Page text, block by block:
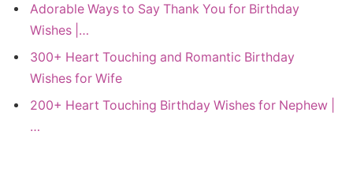
Adorable Ways to Say Thank You for Birthday
Wishes |…
300+ Heart Touching and Romantic Birthday
Wishes for Wife
200+ Heart Touching Birthday Wishes for Nephew |
…